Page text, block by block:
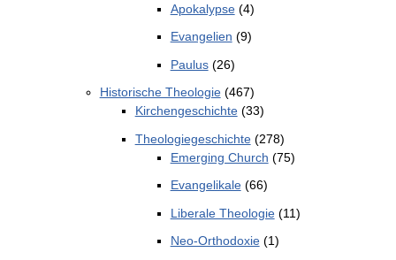
Apokalypse(4)
Evangelien (9)
Paulus(26)
Historische Theologie(467)
Kirchengeschichte(33)
Theologiegeschichte(278)
Emerging Church (75)
Evangelikale(66)
Liberale Theologie(11)
Neo-Orthodoxie(1)